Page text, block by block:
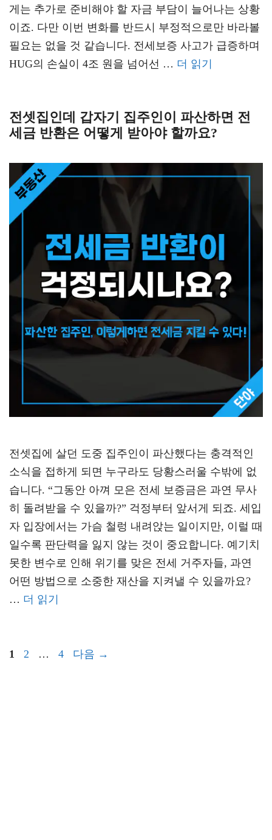
게는 추가로 준비해야 할 자금 부담이 늘어나는 상황
이죠. 다만 이번 변화를 반드시 부정적으로만 바라볼
필요는 없을 것 같습니다. 전세보증 사고가 급증하며
HUG의 손실이 4조 원을 넘어선 … 더 읽기
전셋집인데 갑자기 집주인이 파산하면 전
세금 반환은 어떻게 받아야 할까요?
전셋집에 살던 도중 집주인이 파산했다는 충격적인
소식을 접하게 되면 누구라도 당황스러울 수밖에 없
습니다. “그동안 아껴 모은 전세 보증금은 과연 무사
히 돌려받을 수 있을까?” 걱정부터 앞서게 되죠. 세입
자 입장에서는 가슴 철렁 내려앉는 일이지만, 이럴 때
일수록 판단력을 잃지 않는 것이 중요합니다. 예기치
못한 변수로 인해 위기를 맞은 전세 거주자들, 과연
어떤 방법으로 소중한 재산을 지켜낼 수 있을까요?
… 더 읽기
페
1
페
2 …
페
4 다음 →